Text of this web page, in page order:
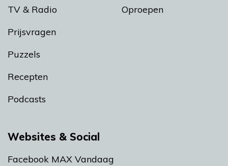
TV & Radio
Prijsvragen
Puzzels
Recepten
Podcasts
Oproepen
Websites & Social
Facebook MAX Vandaag